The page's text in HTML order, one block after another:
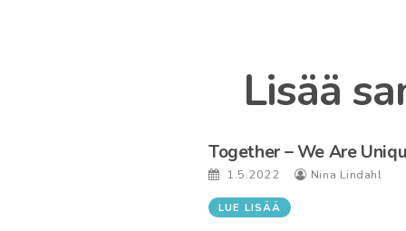
Lisää
Together – We Are
1.5.2022 Nina Lindahl
LUE LISÄÄ